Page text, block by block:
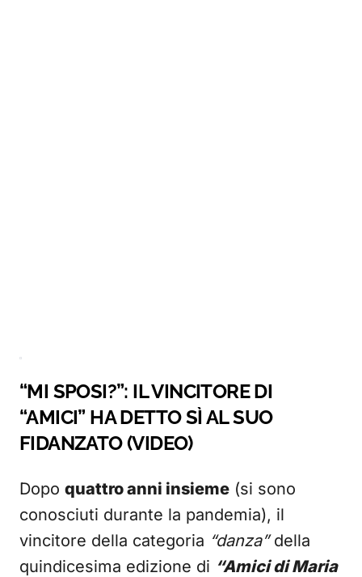
“MI SPOSI?”: IL VINCITORE DI
“AMICI” HA DETTO SÌ AL SUO
FIDANZATO (VIDEO)
Dopo quattro anni insieme (si sono
conosciuti durante la pandemia), il
vincitore della categoria “danza”della
quindicesima edizione di “Amici di Maria